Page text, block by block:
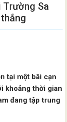
Trường Sa
tại một bãi cạn
khoảng thời gian
đang tập trung